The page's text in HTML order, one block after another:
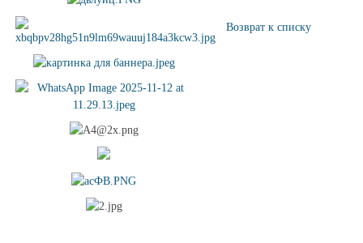
Возврат к списку